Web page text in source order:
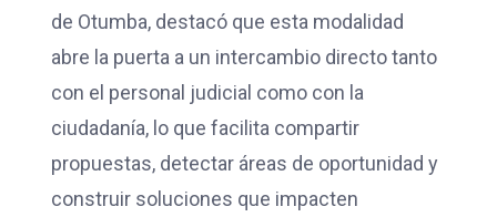
de Otumba, destacó que esta modalidad
abre la puerta a un intercambio directo tanto
con el personal judicial como con la
ciudadanía, lo que facilita compartir
propuestas, detectar áreas de oportunidad y
construir soluciones que impacten